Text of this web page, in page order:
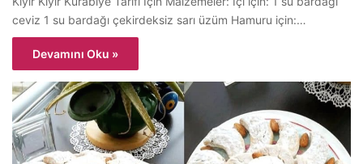
ceviz 1 su bardağı çekirdeksiz sarı üzüm Hamuru için:…
Devamını Oku »